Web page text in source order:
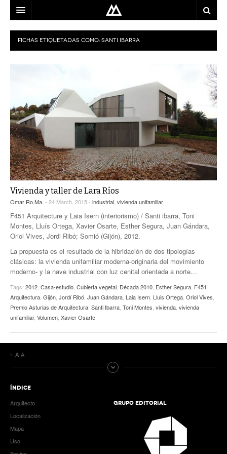
ARQUITECTO
LOCALIZACIÓN
EQUIPO
BLOG
CONTACTO
FICHAS ETIQUETADAS COMO: SANTI IBARRA
Vivienda y taller de Lara Ríos
Omar Ro.Ma. - 24 March, 2015 - industrial vivienda unifamiliar
F451 Arquitecture y Laia Isern (interiorismo) / Santi ibarra, Toni
Montes, Lluís Ortega, Xavier Osarte, Esther Segura, Juan Gándara,
Oriol Vives, Jordi Ribó; Somió (Gijón), 2012.
La propuesta es el resultado de la hibridación de dos tipologías
clásicas: la vivienda unifamiliar moderna-originaria del movimiento
moderno- y la nave industrial con luz cenital orientada a norte…
Tags: 2012 Casa-estudio Cubierta vegetal Década 2010 Esther Segura F451
Arquitectura Gijón Jordí Ribó Juan Gándara Laia Isern Lluis Ortega Oriol Vives
Premio Asturias de Arquitectura Santi Ibarra Toni Montes vivienda vivienda
unifamiliar, Volumen Xavier Osarte
A-A
ÍNDICE
Arquitecto
Localización
Mapa
Uso
GRUPO EDITORIAL